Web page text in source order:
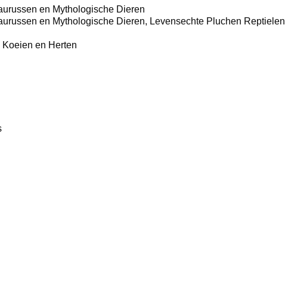
en Mythologische Dieren
en Mythologische Dieren, Levensechte Pluchen Reptielen
en Herten